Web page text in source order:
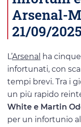
Arsenal-
21/09/2025
L’Arsenal ha
infortunati, con
tempi brevi. Tra i
un più rapido
White e Martin
per un infortunio